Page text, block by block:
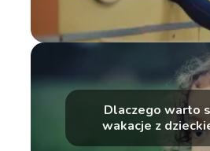
Dlaczego warto
wakacje z
morzem?